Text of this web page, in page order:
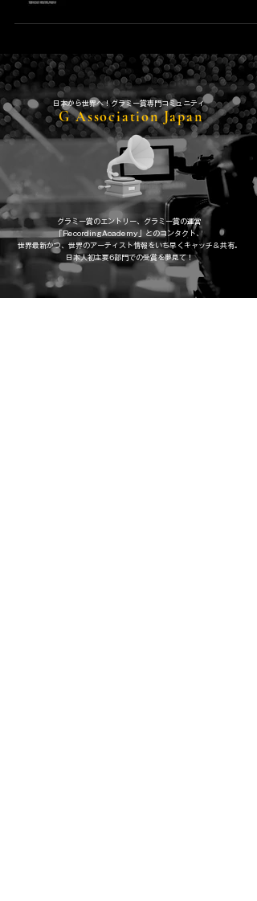
​日本から世界へ！グラミー賞専門コミュニティ
G Association Japan
グラミー賞のエントリー、グラミー賞の運営
「RecordingAcademy」とのコンタクト、
​世界最新かつ、世界のアーティスト情報をいち早くキャッチ＆共有。
日本人初主要6部門での受賞を夢見て！